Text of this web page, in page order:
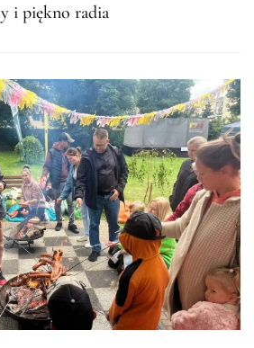
i piękno radia